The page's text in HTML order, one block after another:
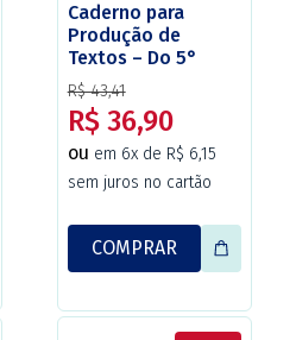
Caderno para
Produção de
Textos – Do 5°
ano/EF à 2a
série/EM – Christus.
R$ 43,41
R$ 36,90
ou em 6x de R$ 6,15
sem juros no cartão
COMPRAR